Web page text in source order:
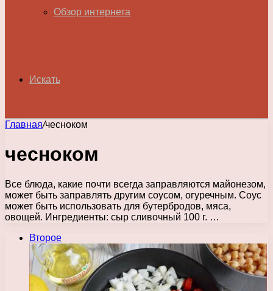
Обзор интернета
Искать
Главная/чесноком
чесноком
Все блюда, какие почти всегда заправляются майонезом,
может быть заправлять другим соусом, огуречным. Соус
может быть использовать для бутербродов, мяса,
овощей. Ингредиенты: сыр сливочный 100 г. …
Второе